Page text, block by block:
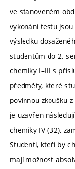
ve stanoveném
vykonání testu
výsledku
studentům do 2.
chemiky I–III s
předměty, které
povinnou zkoušku
je uzavřen
chemiky IV (B2),
Studenti, kteří by
mají možnost